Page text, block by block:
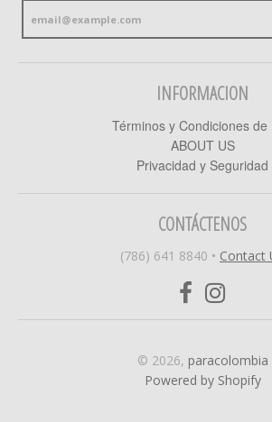
INFORMACION
Términos y Condiciones de
ABOUT US
Privacidad y Seguridad
CONTÁCTENOS
(786) 641 8840 • Contact
© 2026, paracolombia
Powered by Shopify